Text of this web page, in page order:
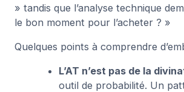
» tandis que l’analyse technique
le bon moment pour l’acheter ? »
Quelques points à comprendre
L’AT n’est pas de la
outil de probabilité. Un